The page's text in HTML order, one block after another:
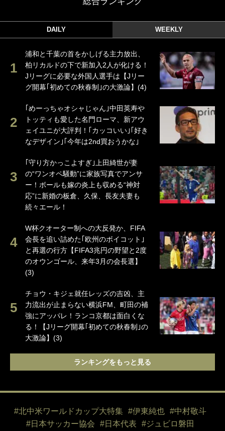
DAILY WEEKLY
浦和と千葉の首をかしげる主力放出、
柏リカルドの下で新加入2人が化ける！
Jリーグに必要な外国人選手は【Jリー
グ開幕｢初めての秋春制｣の大激論】(4)
｢めーっちゃオシャじゃん｣中田英寿や
トッティも愛した名門ローマ、新アウ
ェイユニが大評判！｢カッコいい｣｢好き
なデザイン｣｢今年は2nd買おうかな｣
｢守り方かっこよすぎ｣上田綺世が妻
の“ワンオペ騒動”に家族写真でアンサ
ー！ボールも嫁の炎上も収める“神対
応”に新婚の板倉、久保、長友夫妻も
続々エール！
W杯クオーター制への大反発か、FIFA
会長を追い詰めた｢欧州のボイコット｣
と再選の行方【FIFA3兆円の野望と2度
のオウンゴール、来年3月の会長選】
(3)
チョウ・キジェ就任レッズの吉凶、主
力流出が止まらない横浜FM、町田の補
強にアッパレ！ランコ京都は面白くな
る！【Jリーグ開幕｢初めての秋春制｣の
大激論】(3)
ランキングをもっと見る
#北中米ワールドカップ大特集 #伊東純也
#中村敬斗
#日本サッカー協会
#日本代表
#ジュビロ磐田